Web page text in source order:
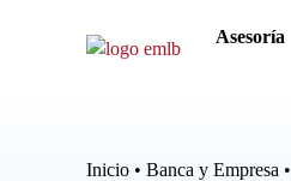
Asesoría
Inicio • Banca y Empresa •